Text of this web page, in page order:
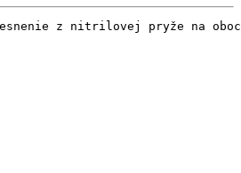
z nitrilovej pryže na